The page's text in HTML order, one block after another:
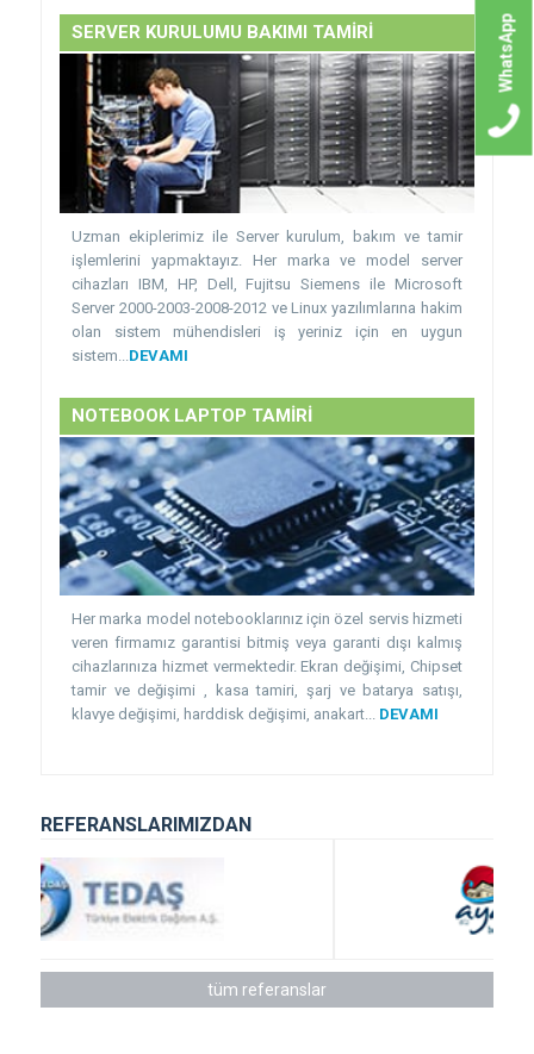
SERVER KURULUMU BAKIMI TAMİRİ
Uzman ekiplerimiz ile Server kurulum, bakım ve tamir
işlemlerini yapmaktayız. Her marka ve model server
cihazları IBM, HP, Dell, Fujitsu Siemens ile Microsoft
Server 2000-2003-2008-2012 ve Linux yazılımlarına hakim
olan sistem mühendisleri iş yeriniz için en uygun
sistem... DEVAMI
NOTEBOOK LAPTOP TAMİRİ
Her marka model notebooklarınız için özel servis hizmeti
veren firmamız garantisi bitmiş veya garanti dışı kalmış
cihazlarınıza hizmet vermektedir. Ekran değişimi, Chipset
tamir ve değişimi , kasa tamiri, şarj ve batarya satışı,
klavye değişimi, harddisk değişimi, anakart... DEVAMI
REFERANSLARIMIZDAN
tüm referanslar
WhatsApp